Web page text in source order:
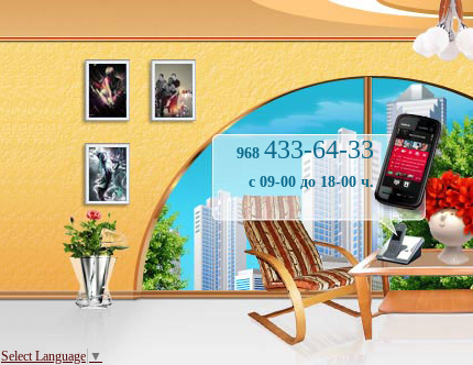
968 433-64-33
с 09-00 до 18-00 ч.
Select Language ▼